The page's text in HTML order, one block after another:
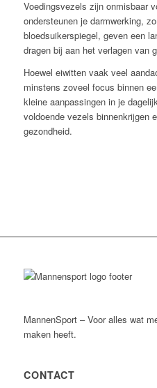
Voedingsvezels zijn onmisbaar
ondersteunen je darmwerking,
bloedsuikerspiegel, geven een
dragen bij aan het verlagen van
Hoewel eiwitten vaak veel
minstens zoveel focus binnen
kleine aanpassingen in je
voldoende vezels binnenkrijgen
gezondheid.
MannenSport – Voor alles wat
maken heeft.
CONTACT